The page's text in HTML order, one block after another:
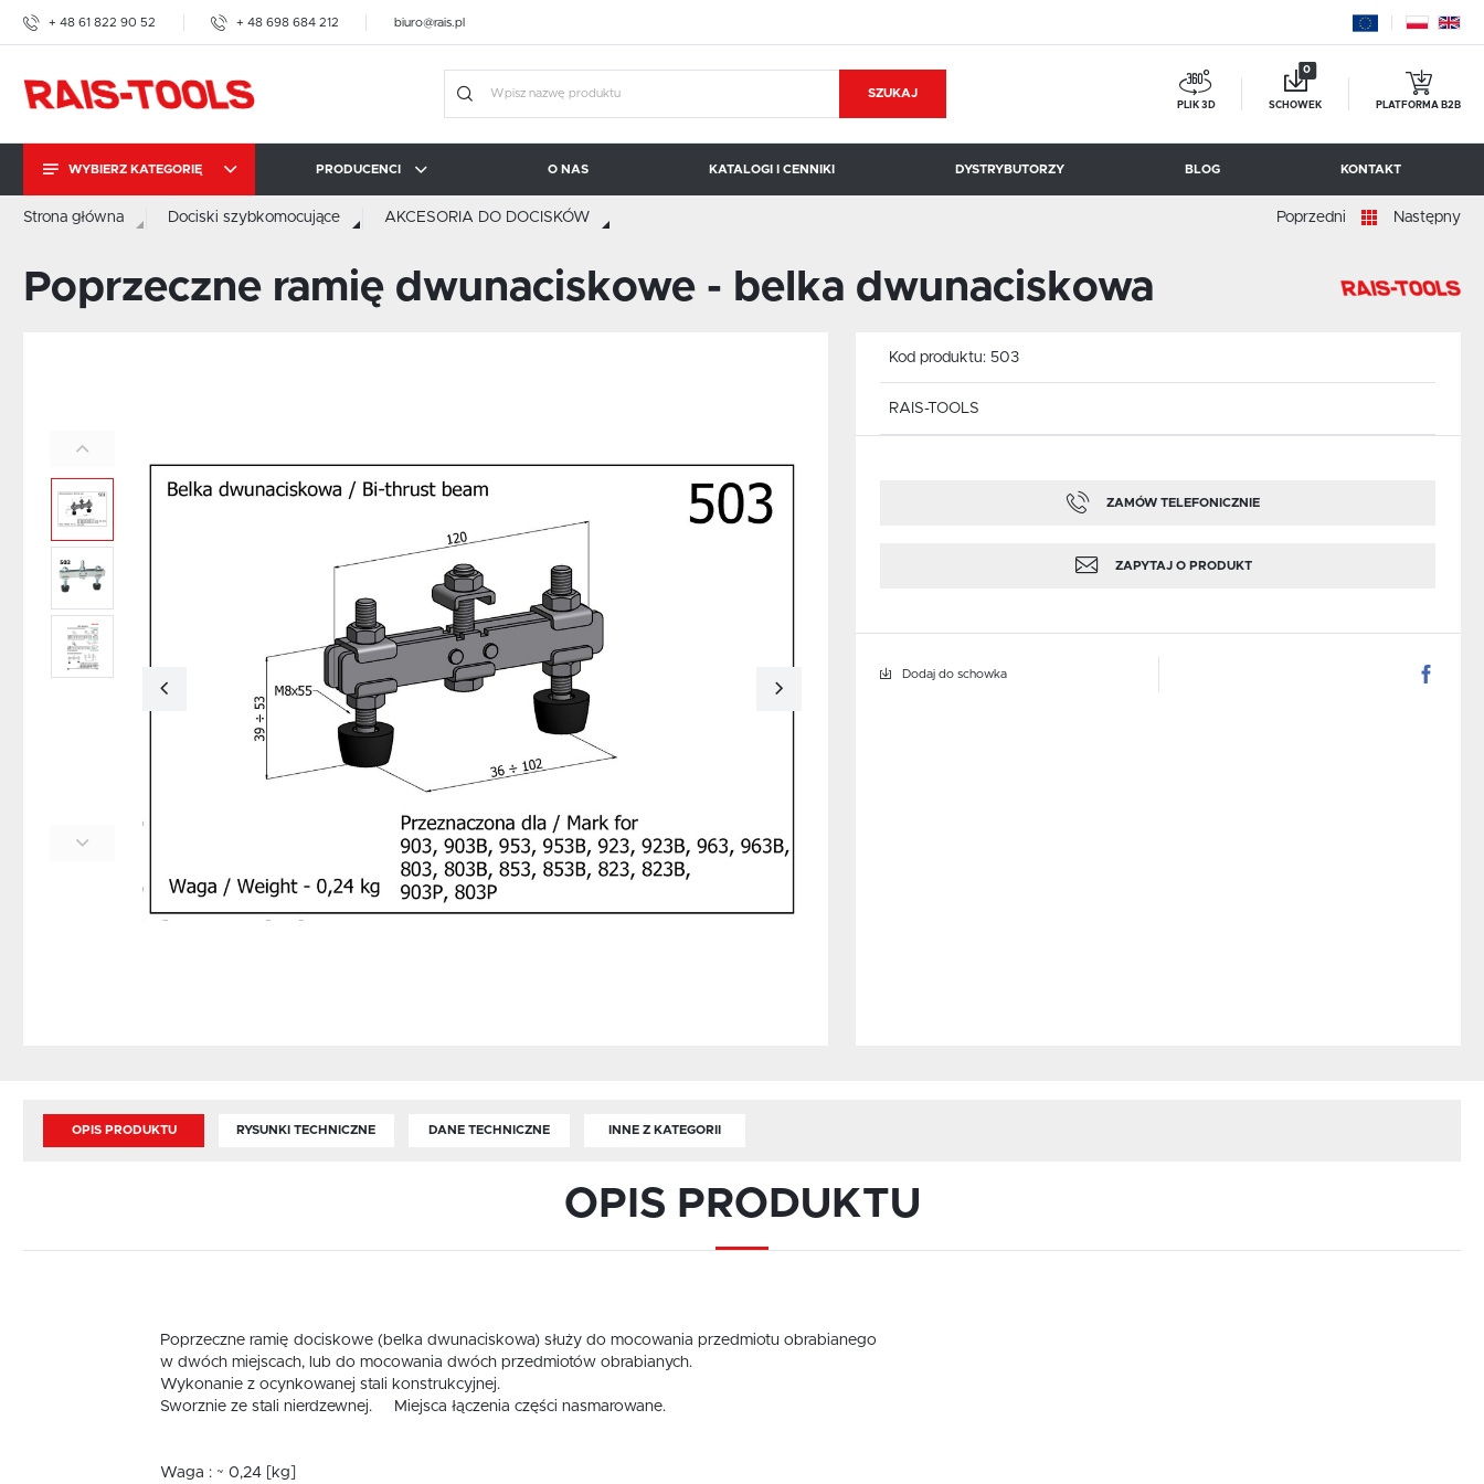
+ 48 61 822 90 52 + 48 698 684 212 biuro@rais.pl
SZUKAJ
PLIK 3D
0
SCHOWEK PLATFORMA B2B
WYBIERZ KATEGORIĘ
PRASKI ŚRUBOWE
BRAUER
BESSEY TOOL
PRODUCENCI O NAS KATALOGI I CENNIKI DYSTRYBUTORZY BLOG KONTAKT
Strona główna Dociski szybkomocujące AKCESORIA DO DOCISKÓW Poprzedni Następny
Poprzeczne ramię dwunaciskowe - belka dwunaciskowa
Kod produktu:503
RAIS-TOOLS
ZAMÓW TELEFONICZNIE
ZAPYTAJ O PRODUKT
Dodaj do schowka
OPIS PRODUKTU RYSUNKI TECHNICZNE DANE TECHNICZNE INNE Z KATEGORII
OPIS PRODUKTU
Poprzeczne ramię dociskowe (belka dwunaciskowa) służy do mocowania przedmiotu obrabianego
w dwóch miejscach, lub do mocowania dwóch przedmiotów obrabianych.
Wykonanie z ocynkowanej stali konstrukcyjnej.
Sworznie ze stali nierdzewnej. Miejsca łączenia części nasmarowane.
Waga : ~ 0,24 [kg]